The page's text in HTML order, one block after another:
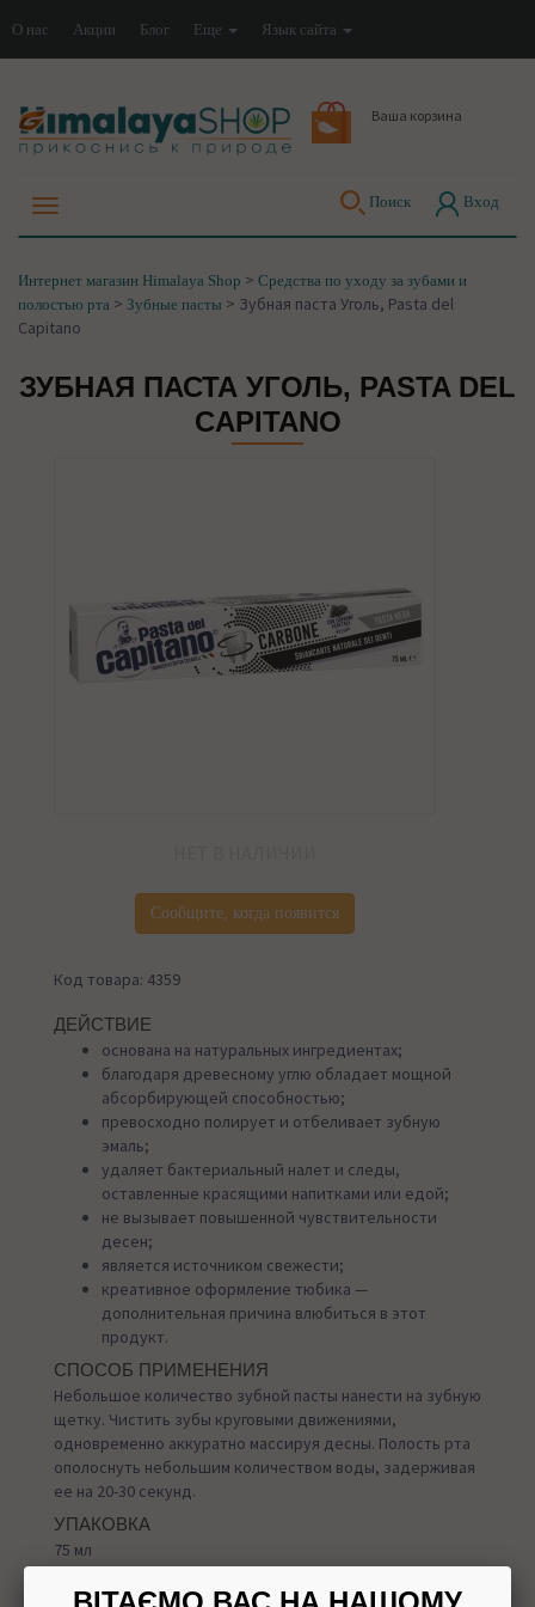
О нас Акции Блог Еще Язык сайта
Ваша корзина
Поиск Вход
Интернет магазин Himalaya Shop > Средства по уходу за зубами и
полостью рта > Зубные пасты > Зубная паста Уголь, Pasta del
Capitano
ЗУБНАЯ ПАСТА УГОЛЬ, PASTA DEL
CAPITANO
Сообщите, когда появится
Код товара: 4359
ДЕЙСТВИЕ
основана на натуральных ингредиентах;
благодаря древесному углю обладает мощной
абсорбирующей способностью;
превосходно полирует и отбеливает зубную
эмаль;
удаляет бактериальный налет и следы,
оставленные красящими напитками или едой;
не вызывает повышенной чувствительности
десен;
является источником свежести;
креативное оформление тюбика —
дополнительная причина влюбиться в этот
продукт.
СПОСОБ ПРИМЕНЕНИЯ
Небольшое количество зубной пасты нанести на зубную
щетку. Чистить зубы круговыми движениями,
одновременно аккуратно массируя десны. Полость рта
ополоснуть небольшим количеством воды, задерживая
ее на 20-30 секунд.
УПАКОВКА
75 мл